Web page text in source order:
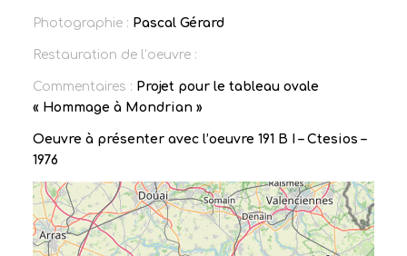
Photographie : Pascal Gérard
Restauration de l’oeuvre :
Commentaires : Projet pour le tableau ovale
« Hommage à Mondrian »
Oeuvre à présenter avec l’oeuvre 191 B I – Ctesios –
1976